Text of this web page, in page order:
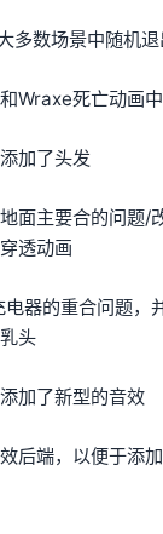
多数场景中随机
Wraxe死亡动画
加了头发
面主要合的问题/
透动画
器的重合问题，
头
加了新型的音效
后端，以便于添